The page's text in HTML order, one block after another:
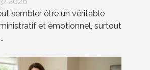
sembler être un véritable
et émotionnel, surtout